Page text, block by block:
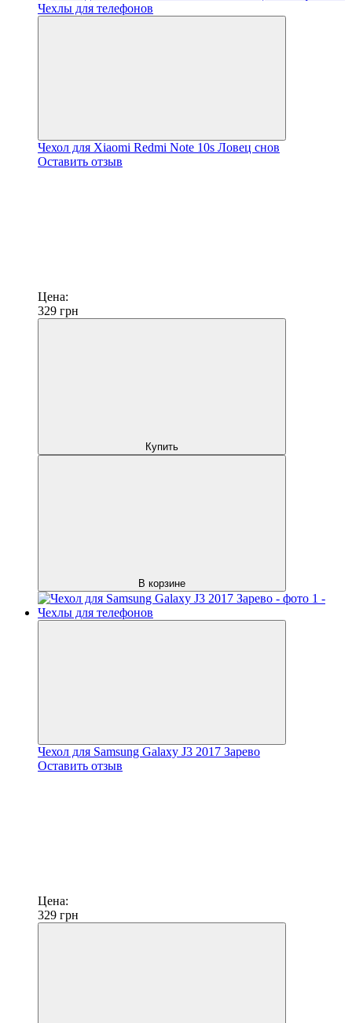
Чехол для Xiaomi Redmi Note 10s Ловец снов
Оставить отзыв
Цена:
329 грн
Купить
В корзине
Чехол для Samsung Galaxy J3 2017 Зарево
Оставить отзыв
Цена:
329 грн